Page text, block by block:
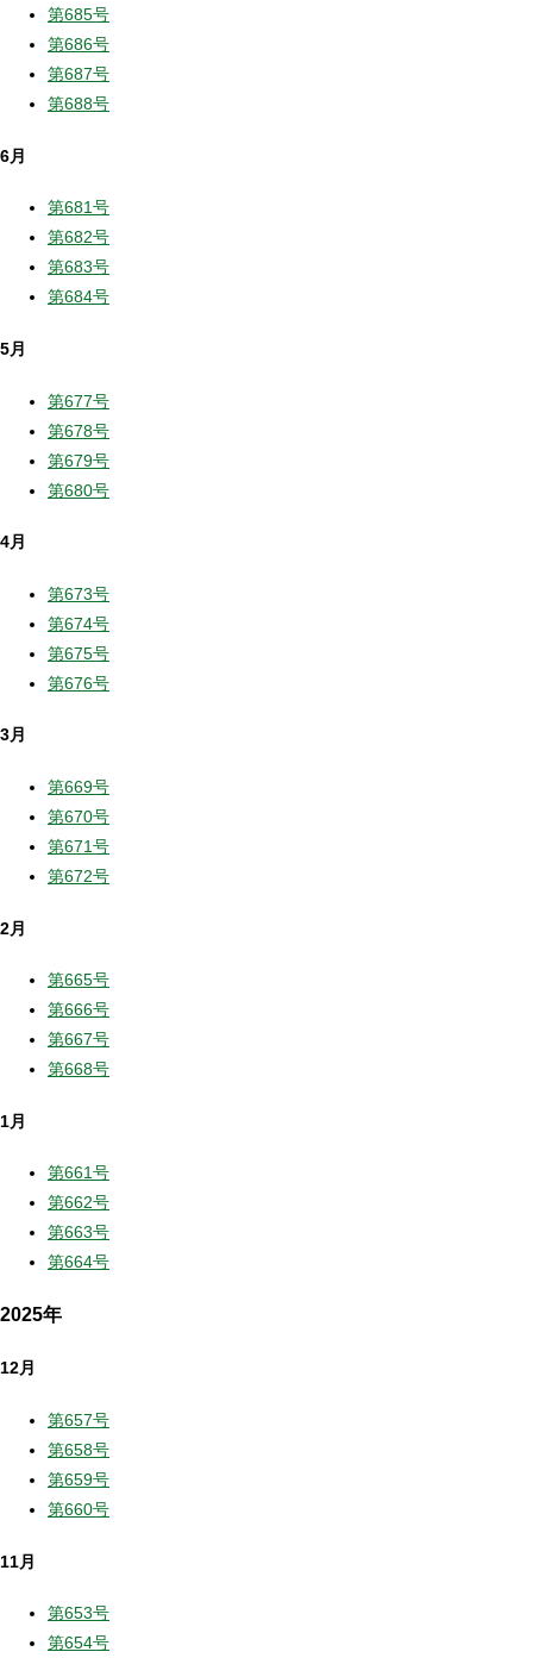
第685号
第686号
第687号
第688号
6月
第681号
第682号
第683号
第684号
5月
第677号
第678号
第679号
第680号
4月
第673号
第674号
第675号
第676号
3月
第669号
第670号
第671号
第672号
2月
第665号
第666号
第667号
第668号
1月
第661号
第662号
第663号
第664号
2025年
12月
第657号
第658号
第659号
第660号
11月
第653号
第654号